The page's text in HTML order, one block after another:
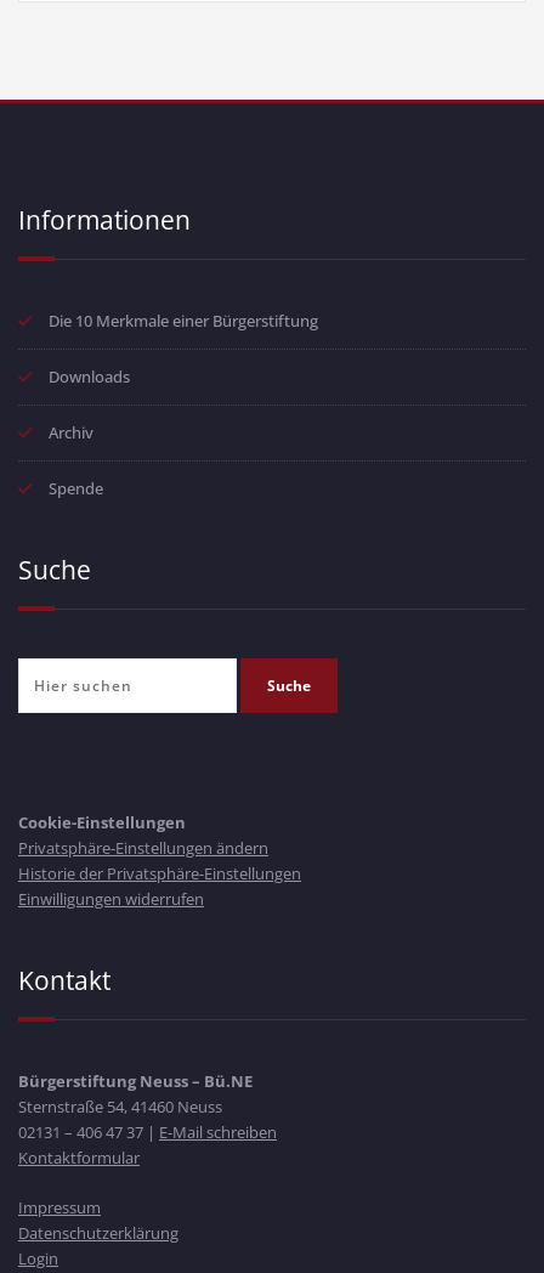
Informationen
Die 10 Merkmale einer Bürgerstiftung
Downloads
Archiv
Spende
Suche
Cookie-Einstellungen
Privatsphäre-Einstellungen ändern
Historie der Privatsphäre-Einstellungen
Einwilligungen widerrufen
Kontakt
Bürgerstiftung Neuss – Bü.NE
Sternstraße 54, 41460 Neuss
02131 – 406 47 37 | E-Mail schreiben
Kontaktformular
Impressum
Datenschutzerklärung
Login